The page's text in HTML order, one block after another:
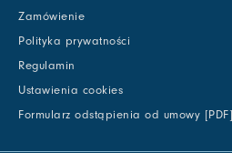
Zamówienie
Polityka prywatności
Regulamin
Ustawienia cookies
Formularz odstąpienia od umowy [PDF]